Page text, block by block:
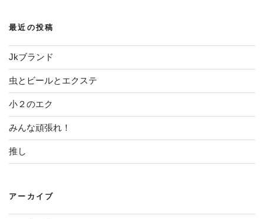
最近の投稿
Jkブランド
虫とビールとエクステ
小２のエク
みんな頑張れ！
推し
アーカイブ